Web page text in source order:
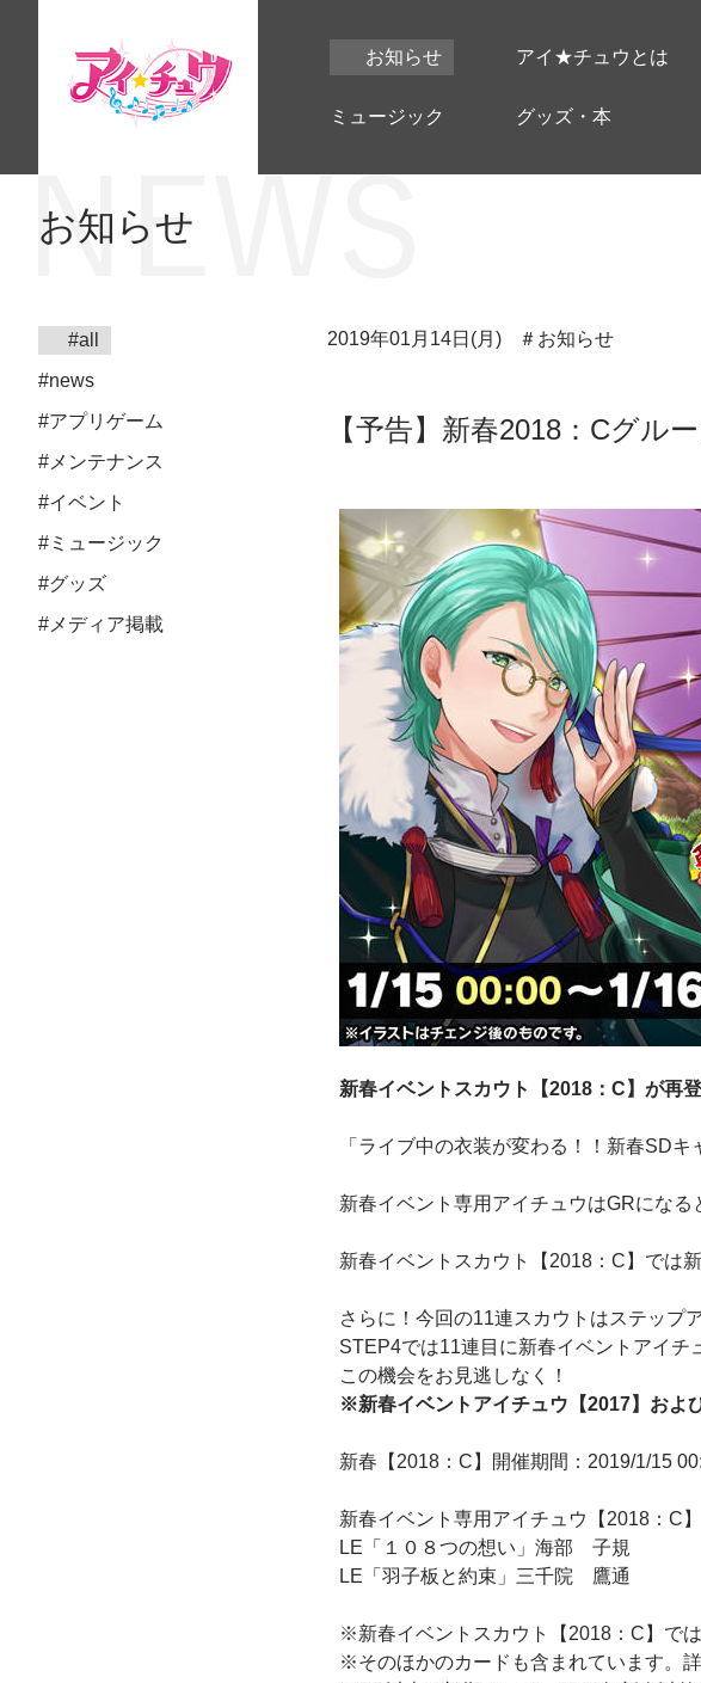
お知らせ アイ★チュウとは
ミュージック グッズ・本
お知らせ
#all
#news
#アプリゲーム
#メンテナンス
#イベント
#ミュージック
#グッズ
#メディア掲載
2019年01月14日(月) ＃お知らせ
【予告】新春2018：Cグル
新春イベントスカウト【2018：C】が再登
「ライブ中の衣装が変わる！！新春SDキ
新春イベント専用アイチュウはGRにな
新春イベントスカウト【2018：C】では
さらに！今回の11連スカウトはステップ
STEP4では11連目に新春イベントアイチ
この機会をお見逃しなく！
※新春イベントアイチュウ【2017】およ
新春【2018：C】開催期間：2019/1/15
新春イベント専用アイチュウ【2018：C】
LE「１０８つの想い」海部 子規
LE「羽子板と約束」三千院 鷹通
※新春イベントスカウト【2018：C】で
※そのほかのカードも含まれています。